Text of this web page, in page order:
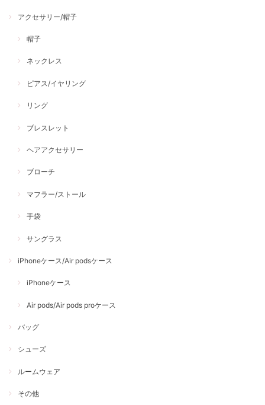
アクセサリー/帽子
帽子
ネックレス
ピアス/イヤリング
リング
ブレスレット
ヘアアクセサリー
ブローチ
マフラー/ストール
手袋
サングラス
iPhoneケース/Air podsケース
iPhoneケース
Air pods/Air pods proケース
バッグ
シューズ
ルームウェア
その他